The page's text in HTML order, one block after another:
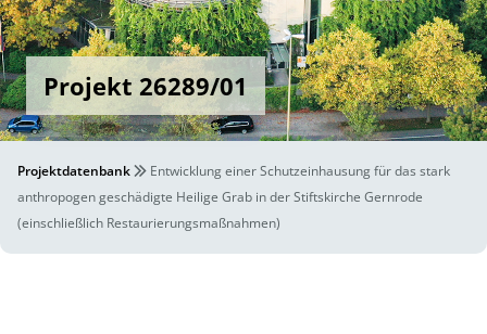
Projekt 26289/01
Projektdatenbank
Entwicklung einer Schutzeinhausung für das stark
anthropogen geschädigte Heilige Grab in der Stiftskirche Gernrode
(einschließlich Restaurierungsmaßnahmen)